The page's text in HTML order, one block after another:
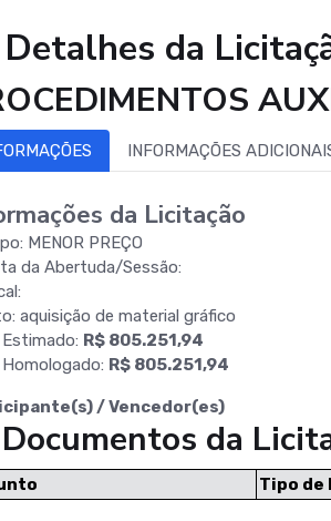
Detalhes da
INFORMAÇÕES
da Licitação
MENOR PREÇO
da Abertuda/Sessão:
aquisição de material gráfico
R$ 805.251,94
R$ 805.251,94
/ Vencedor(es)
Documentos da
Tipo de